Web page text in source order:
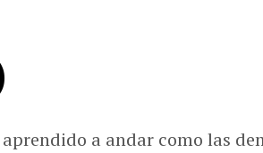
a andar como las